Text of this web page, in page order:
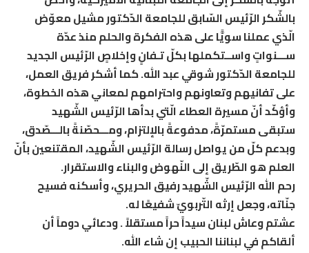
بالشّكر الرّئيس السّابق للجامعة الدّكتور مشيل معوّض
الّذي عملنا سويًّا على هذه الفكرة والحلم منذ عدّة
ســـنواتٍ واســتكملها بكلّ تـفانٍ وإخلاصٍ الرّئيس الجديد
للجامعة الدّكتور شوقي عبد الله. كما أشكر فريق العمل،
على تفانيهم وتعاونهم واحترامهم لمعاني هذه الخطوة،
وأؤكّد أنّ مسيرة العطاء الّتي بدأها الرّئيس الشّهيد
ستبقى مستمرّةً، مدفوعةً بالإلتزام، ومـــحصّنةً بالـــصّدق،
وبدعم كلّ من يواصل رسالة الرّئيس الشّهيد، المقتنعين بأنّ
العلم هو الطّريق إلى النّهوض والبناء والاستقرار.
رحم الله الرّئيس الشّهيد رفيق الحريري، وأسكنه فسيح
جنّاته، وجعل إرثه التّربويّ شفيعًا له.
عشتم وعاش لبنان سيداً حراً مستقلاً . ودعائي دوماً أن
ألقاكم في لبناننا الحبيب إن شاء الله.